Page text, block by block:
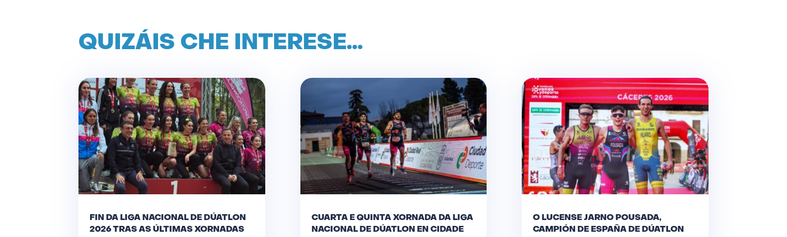
QUIZÁIS CHE INTERESE…
FIN DA LIGA NACIONAL DE DÚATLON
2026 TRAS AS ÚLTIMAS XORNADAS
CUARTA E QUINTA XORNADA DA LIGA
NACIONAL DE DÚATLON EN CIDADE
O LUCENSE JARNO POUSADA,
CAMPIÓN DE ESPAÑA DE DÚATLON